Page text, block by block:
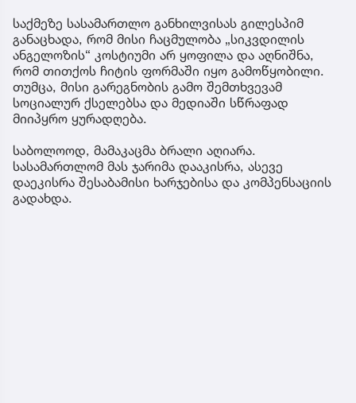
საქმეზე სასამართლო განხილვისას გილესპიმ
განაცხადა, რომ მისი ჩაცმულობა „სიკვდილის
ანგელოზის“ კოსტიუმი არ ყოფილა და აღნიშნა,
რომ თითქოს ჩიტის ფორმაში იყო გამოწყობილი.
თუმცა, მისი გარეგნობის გამო შემთხვევამ
სოციალურ ქსელებსა და მედიაში სწრაფად
მიიპყრო ყურადღება.
საბოლოოდ, მამაკაცმა ბრალი აღიარა.
სასამართლომ მას ჯარიმა დააკისრა, ასევე
დაეკისრა შესაბამისი ხარჯებისა და კომპენსაციის
გადახდა.